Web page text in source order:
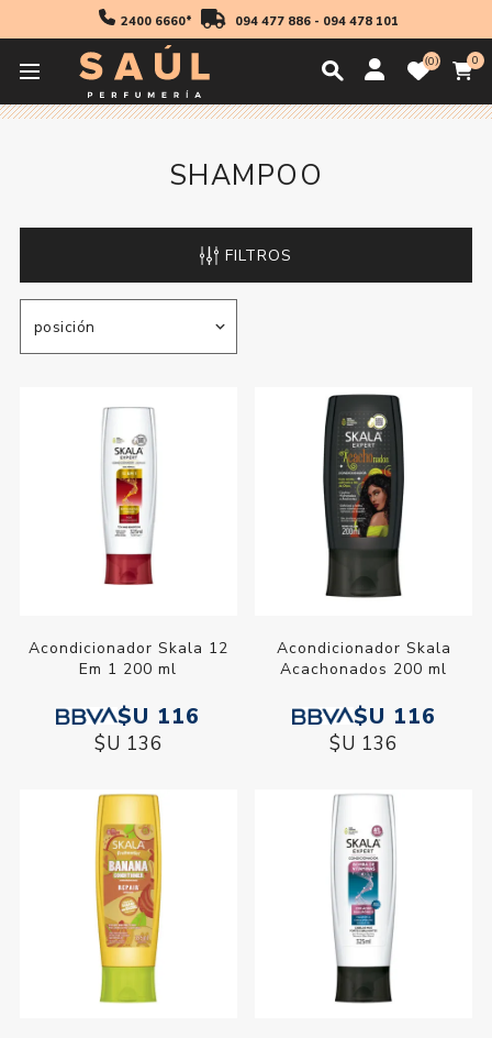
2400 6660* 094 477 886- 094 478 101
0 0
Inicio Cabello
SHAMPOO
FILTROS
Acondicionador Skala 12
Em 1 200 ml
$U 116
$U 136
Acondicionador Skala
Acachonados 200 ml
$U 116
$U 136